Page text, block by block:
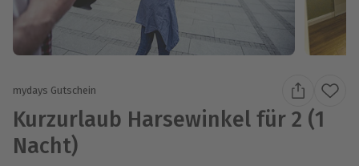
mydays Gutschein
Kurzurlaub Harsewinkel für 2 (1
Nacht)